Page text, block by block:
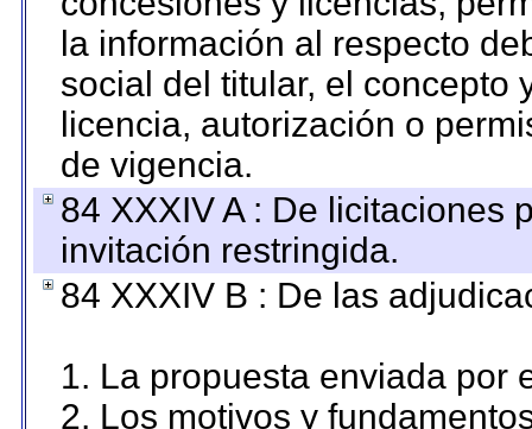
la información al respecto
social del titular, el concepto
licencia, autorización o
de vigencia.
84 XXXIV A : De licitaciones
invitación restringida.
84 XXXIV B : De las
1. La propuesta enviada por
2. Los motivos y